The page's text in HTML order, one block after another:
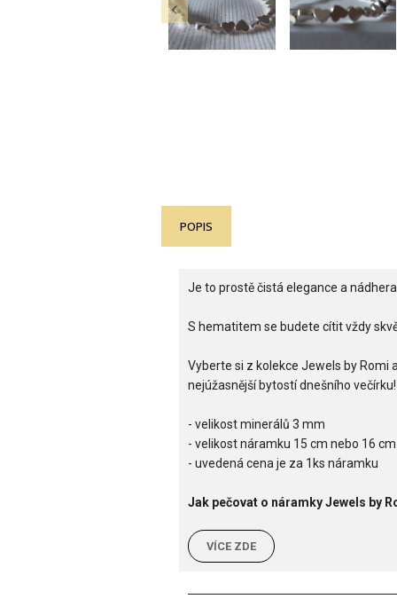

POPIS
Je to prostě čistá elegance a
S hematitem se budete cítit vždy
Vyberte si z kolekce Jewels by Romi
nejúžasnější bytostí dnešního večírku!
- velikost minerálů 3 mm
- velikost náramku 15 cm nebo 16 cm
- uvedená cena je za 1ks náramku
Jak pečovat o náramky Jewels by
VÍCE ZDE